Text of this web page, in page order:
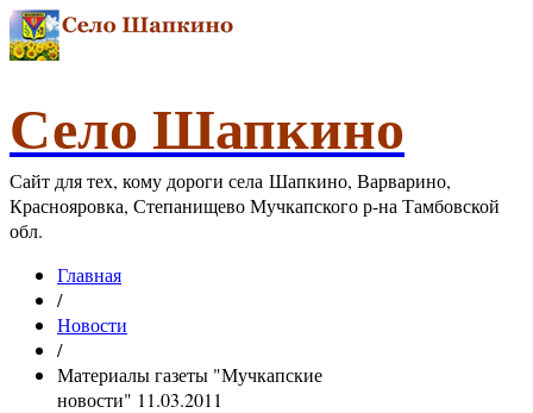
Село Шапкино
Сайт для тех, кому дороги села Шапкино, Варварино,
Краснояровка, Степанищево Мучкапского р-на Тамбовской
обл.
Главная
/
Новости
/
Материалы газеты "Мучкапские
новости" 11.03.2011